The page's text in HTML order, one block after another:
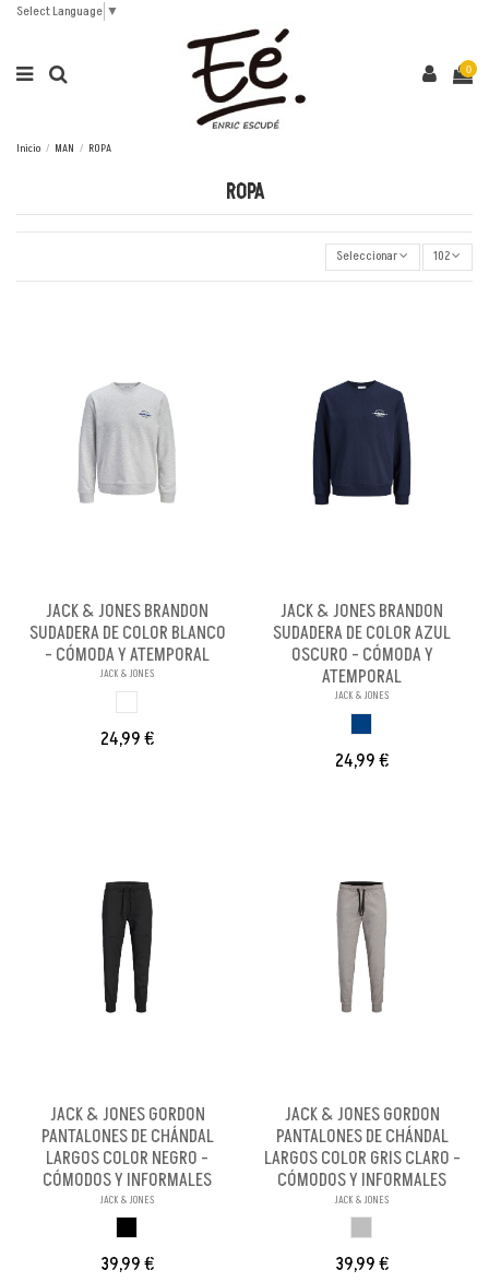
Select Language ▼
0
Inicio MAN ROPA
ROPA
Seleccionar 102
JACK & JONES BRANDON
SUDADERA DE COLOR BLANCO
- CÓMODA Y ATEMPORAL
JACK & JONES
24,99 €
JACK & JONES BRANDON
SUDADERA DE COLOR AZUL
OSCURO - CÓMODA Y
ATEMPORAL
JACK & JONES
24,99 €
JACK & JONES GORDON
PANTALONES DE CHÁNDAL
LARGOS COLOR NEGRO -
CÓMODOS Y INFORMALES
JACK & JONES
39,99 €
JACK & JONES GORDON
PANTALONES DE CHÁNDAL
LARGOS COLOR GRIS CLARO -
CÓMODOS Y INFORMALES
JACK & JONES
39,99 €